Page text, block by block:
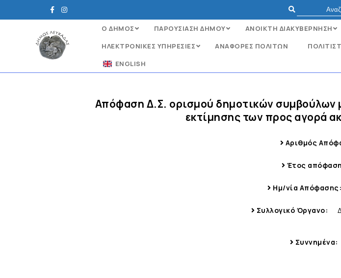
Ο ΔΗΜΟΣ ΠΑΡΟΥΣΙΑΣΗ ΔΗΜΟΥ ΑΝΟΙΚΤΗ ΔΙΑΚΥΒΕΡΝΗΣΗ
ΗΛΕΚΤΡΟΝΙΚΈΣ ΥΠΗΡΕΣΊΕΣ
ΑΝΑΦΟΡΈΣ ΠΟΛΙΤΏΝ
ENGLISH
Απόφαση Δ.Σ. ορισμού δημοτικών συμβούλων
εκτίμησης των προς αγορά
Αριθμός
Έτος
Ημ/νία Απόφασης:
Συλλογικό Όργανο:
Συννημένα: